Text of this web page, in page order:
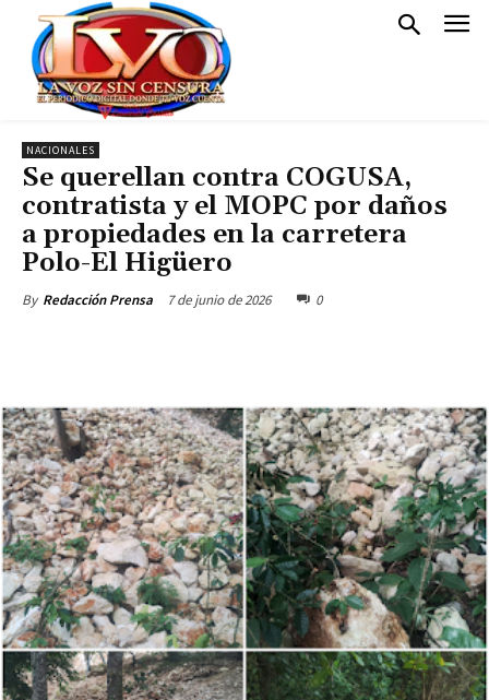
NACIONALES
Se querellan contra COGUSA,
contratista y el MOPC por daños
a propiedades en la carretera
Polo-El Higüero
By Redacción Prensa 7 de junio de 2026 0